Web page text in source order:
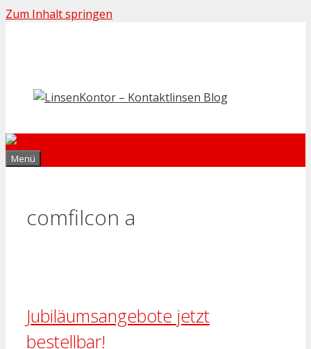
Zum Inhalt springen
Menü
comfilcon a
Jubiläumsangebote jetzt
bestellbar!